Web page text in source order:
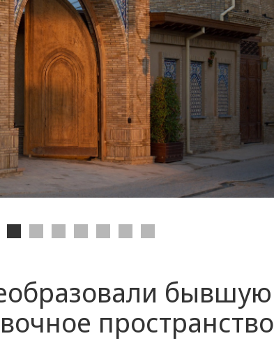
бывшую
пространство